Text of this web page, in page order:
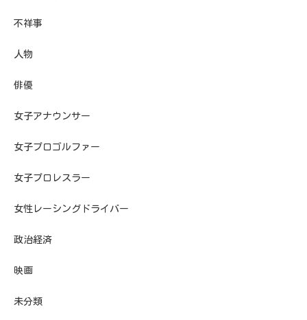
不祥事
人物
俳優
女子アナウンサー
女子プロゴルファー
女子プロレスラー
女性レーシングドライバー
政治経済
映画
未分類